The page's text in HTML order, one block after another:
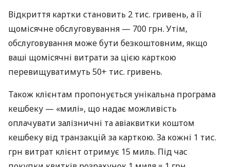
Відкриття картки становить 2 тис. гривень, а її
щомісячне обслуговування — 700 грн. Утім,
обслуговування може бути безкоштовним, якщо
ваші щомісячні витрати за цією карткою
перевищуватимуть 50+ тис. гривень.
Також клієнтам пропонується унікальна програма
кешбеку — «милі», що надає можливість
оплачувати залізничні та авіаквитки коштом
кешбеку від транзакцій за карткою. За кожні 1 тис.
грн витрат клієнт отримує 15 миль. Під час